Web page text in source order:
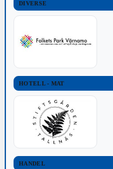
DIVERSE
HOTELL - MAT
HANDEL